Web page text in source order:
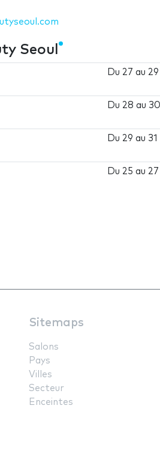
Seoul
Du 27 au
Du 28 au
Du 29 au
Du 25 au
Sitemaps
Salons
Pays
Villes
Secteur
Enceintes